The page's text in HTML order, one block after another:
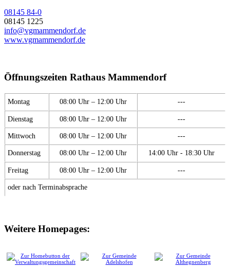
08145 84-0
08145 1225
info@vgmammendorf.de
www.vgmammendorf.de
Öffnungszeiten Rathaus Mammendorf
Montag 08:00 Uhr – 12:00 Uhr ---
Dienstag 08:00 Uhr – 12:00 Uhr ---
Mittwoch 08:00 Uhr – 12:00 Uhr ---
Donnerstag 08:00 Uhr – 12:00 Uhr 14:00 Uhr - 18:30 Uhr
Freitag 08:00 Uhr – 12:00 Uhr ---
oder nach Terminabsprache
Weitere Homepages: